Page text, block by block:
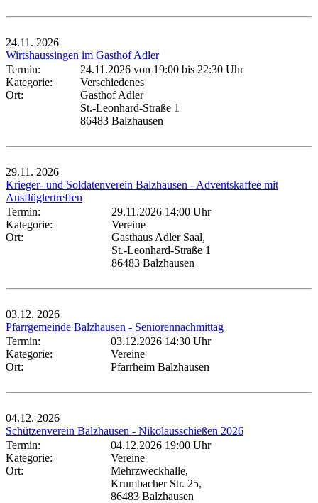
24.11. 2026
Wirtshaussingen im Gasthof Adler
Termin:
24.11.2026 von 19:00 bis 22:30 Uhr
Kategorie:
Verschiedenes
Ort:
Gasthof Adler
St.-Leonhard-Straße 1
86483 Balzhausen
29.11. 2026
Krieger- und Soldatenverein Balzhausen - Adventskaffee mit
Ausflüglertreffen
Termin:
29.11.2026 14:00 Uhr
Kategorie:
Vereine
Ort:
Gasthaus Adler Saal,
St.-Leonhard-Straße 1
86483 Balzhausen
03.12. 2026
Pfarrgemeinde Balzhausen - Seniorennachmittag
Termin:
03.12.2026 14:30 Uhr
Kategorie:
Vereine
Ort:
Pfarrheim Balzhausen
04.12. 2026
Schützenverein Balzhausen - Nikolausschießen 2026
Termin:
04.12.2026 19:00 Uhr
Kategorie:
Vereine
Ort:
Mehrzweckhalle,
Krumbacher Str. 25,
86483 Balzhausen